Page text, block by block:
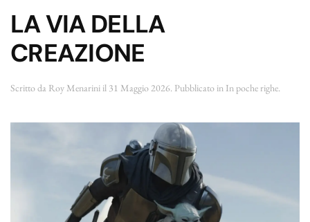
LA VIA DELLA
CREAZIONE
Scritto da Roy Menarini il 31 Maggio 2026. Pubblicato in In poche righe.